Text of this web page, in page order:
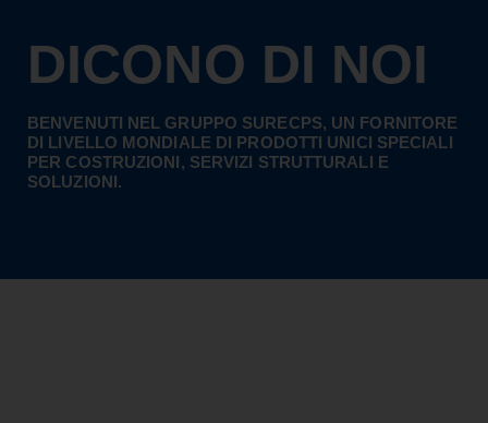
DICONO DI NOI
BENVENUTI NEL GRUPPO SURECPS, UN FORNITORE
DI LIVELLO MONDIALE DI PRODOTTI UNICI SPECIALI
PER COSTRUZIONI, SERVIZI STRUTTURALI E
SOLUZIONI.